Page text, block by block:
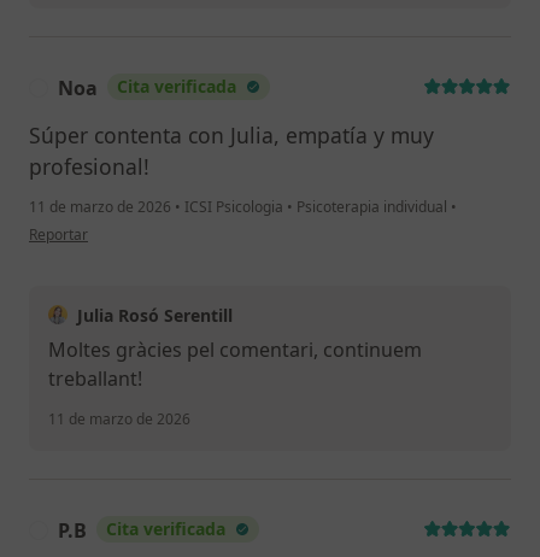
Noa Cita verificada
Súper contenta con Julia, empatía y muy
profesional!
11 de marzo de 2026 • ICSI Psicologia • Psicoterapia individual •
en opinión del usuario Noa
Reportar
Julia Rosó Serentill
Moltes gràcies pel comentari, continuem
treballant!
11 de marzo de 2026
P.B Cita verificada